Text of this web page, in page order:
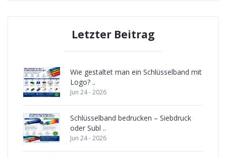
Letzter Beitrag
Wie gestaltet man ein Schlüsselband mit
Logo? ..
Jun 24 - 2026
Schlüsselband bedrucken – Siebdruck
oder Subl ..
Jun 24 - 2026